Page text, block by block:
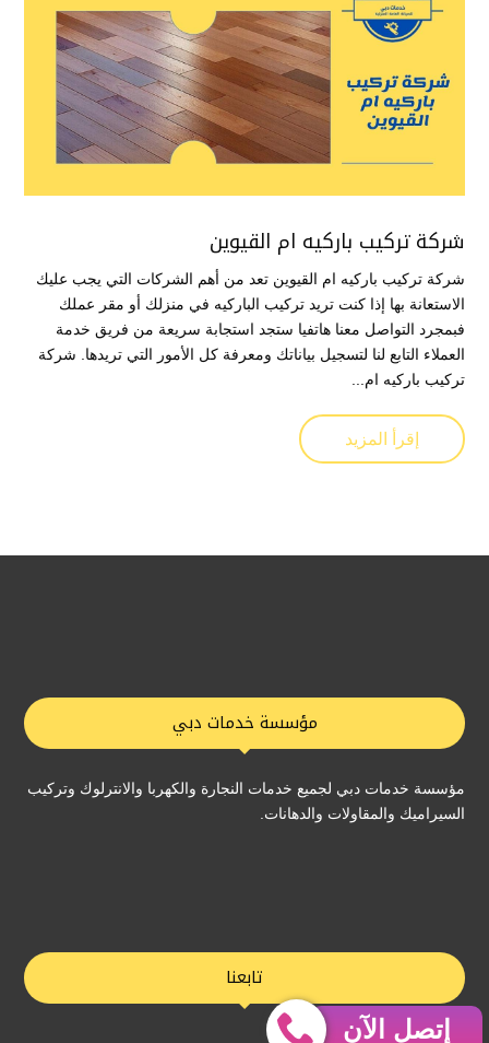
شركة تركيب باركيه ام القيوين
شركة تركيب باركيه ام القيوين تعد من أهم الشركات التي يجب عليك
الاستعانة بها إذا كنت تريد تركيب الباركيه في منزلك أو مقر عملك
فبمجرد التواصل معنا هاتفيا ستجد استجابة سريعة من فريق خدمة
العملاء التابع لنا لتسجيل بياناتك ومعرفة كل الأمور التي تريدها. شركة
تركيب باركيه ام...
إقرأ المزيد
مؤسسة خدمات دبي
مؤسسة خدمات دبي لجميع خدمات النجارة والكهربا والانترلوك وتركيب
السيراميك والمقاولات والدهانات.
تابعنا
إتصل الآن